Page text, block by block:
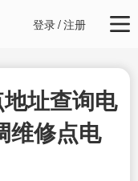
登录/注册
址查询电
维修点电